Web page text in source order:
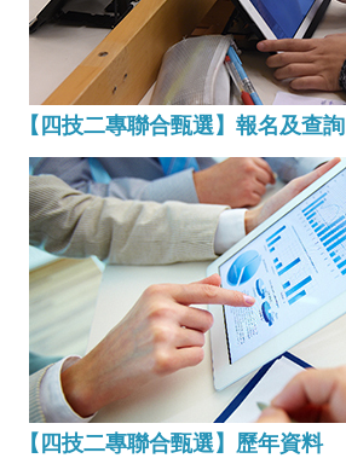
【四技二專聯合甄選】報名及查詢
【四技二專聯合甄選】歷年資料